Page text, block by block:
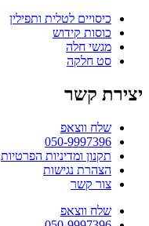
כיסויים לטלית ותפילין
כוסות קידוש
מגשי חלה
סט חלקה
יצירת קשר
שלח ווצאפ
050-9997396
תקנון ומדיניות הפרטיות
הצהרת נגישות
צור קשר
שלח ווצאפ